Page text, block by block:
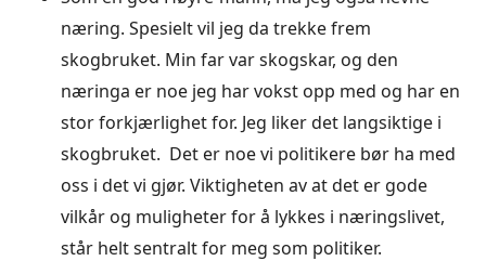
næring. Spesielt vil jeg da trekke frem
skogbruket. Min far var skogskar, og den
næringa er noe jeg har vokst opp med og har en
stor forkjærlighet for. Jeg liker det langsiktige i
skogbruket. Det er noe vi politikere bør ha med
oss i det vi gjør. Viktigheten av at det er gode
vilkår og muligheter for å lykkes i næringslivet,
står helt sentralt for meg som politiker.